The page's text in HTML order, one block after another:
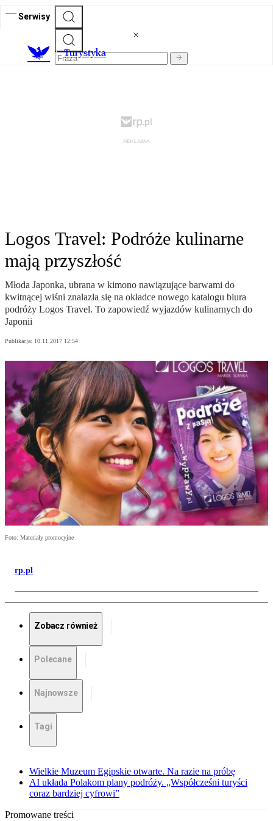
Serwisy
Turystyka
Logos Travel: Podróże kulinarne
mają przyszłość
Młoda Japonka, ubrana w kimono nawiązujące barwami do
kwitnącej wiśni znalazła się na okładce nowego katalogu biura
podróży Logos Travel. To zapowiedź wyjazdów kulinarnych do
Japonii
Publikacja: 10.11.2017 12:54
Foto: Materiały promocyjne
rp.pl
Zobacz również
Polecane
Najnowsze
Tagi
Wielkie Muzeum Egipskie otwarte. Na razie na próbę
AI układa Polakom plany podróży. „Współcześni turyści
coraz bardziej cyfrowi”
Promowane treści